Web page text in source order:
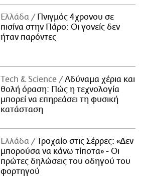
Ελλάδα
Πνιγμός 4χρονου σε
πισίνα στην Πάρο: Οι γονείς δεν
ήταν παρόντες
Τech & Science
Αδύναμα χέρια και
θολή όραση: Πώς η τεχνολογία
μπορεί να επηρεάσει τη φυσική
κατάσταση
Ελλάδα
Τροχαίο στις Σέρρες: «Δεν
μπορούσα να κάνω τίποτα» - Οι
πρώτες δηλώσεις του οδηγού του
φορτηγού